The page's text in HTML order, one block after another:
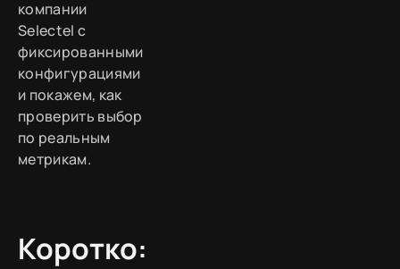
компании
Selectel с
фиксированными
конфигурациями
и покажем, как
проверить выбор
по реальным
метрикам.
Коротко: